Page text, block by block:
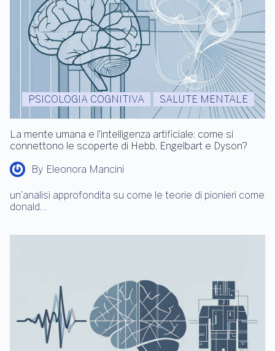
PSICOLOGIA COGNITIVA SALUTE MENTALE
La mente umana e l’intelligenza artificiale: come si
connettono le scoperte di Hebb, Engelbart e Dyson?
By Eleonora Mancini
un’analisi approfondita su come le teorie di pionieri come
donald…